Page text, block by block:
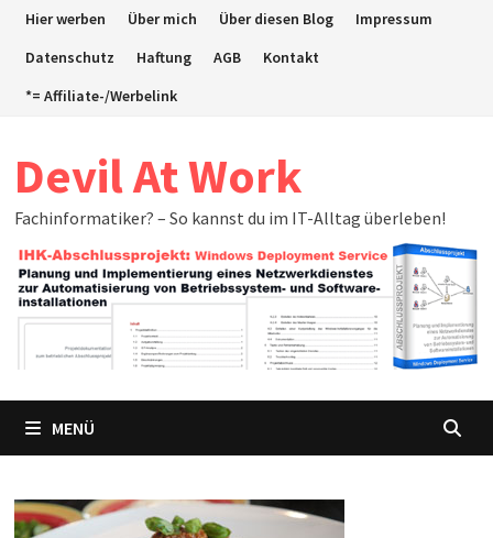
ZumHier werben Über mich Über diesen Blog
Impressum
Datenschutz
Haftung AGB
Kontakt
*= Affiliate-/Werbelink
Devil At Work
Fachinformatiker? – So kannst du im IT-Alltag überleben!
MENÜ